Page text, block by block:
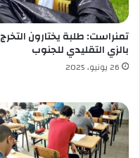
و
ب
ل
د
ي
ب
ن
ي
ش
ع
ز
و
ب
ا
ك
و
ر
و
تمنراست: طلبة يختارون التخرج
بالزي التقليدي للجنوب
26 يونيو، 2025